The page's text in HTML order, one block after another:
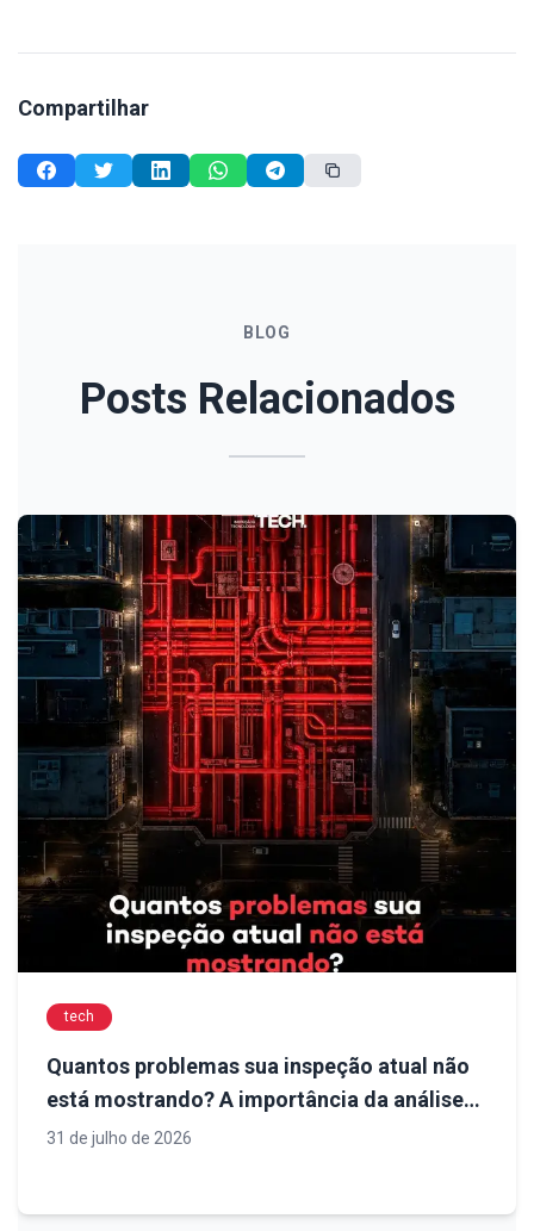
Compartilhar
BLOG
Posts Relacionados
tech
Quantos problemas sua inspeção atual não
está mostrando? A importância da análise
técnica para decisões mais seguras em
31 de julho de 2026